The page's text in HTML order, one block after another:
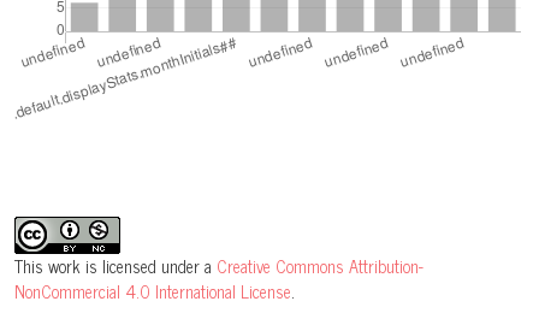
This work is licensed under a Creative Commons Attribution-
NonCommercial 4.0 International License.